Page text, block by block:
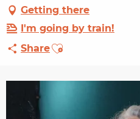
Getting there
I'm going by train!
ShareAjouter aux favoris